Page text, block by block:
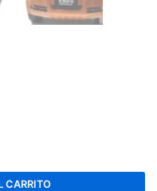
CARRITO